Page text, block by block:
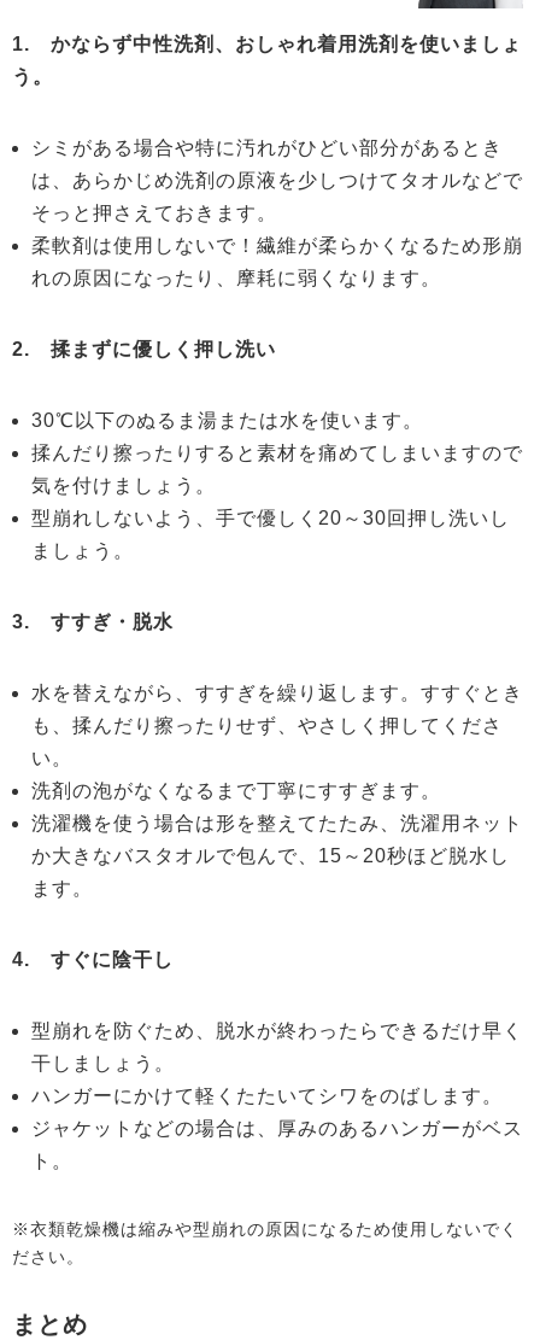
1. かならず中性洗剤、おしゃれ着用洗剤を使いましょ
う。
シミがある場合や特に汚れがひどい部分があるとき
は、あらかじめ洗剤の原液を少しつけてタオルなどで
そっと押さえておきます。
柔軟剤は使用しないで！繊維が柔らかくなるため形崩
れの原因になったり、摩耗に弱くなります。
2. 揉まずに優しく押し洗い
30℃以下のぬるま湯または水を使います。
揉んだり擦ったりすると素材を痛めてしまいますので
気を付けましょう。
型崩れしないよう、手で優しく20～30回押し洗いし
ましょう。
3. すすぎ・脱水
水を替えながら、すすぎを繰り返します。すすぐとき
も、揉んだり擦ったりせず、やさしく押してくださ
い。
洗剤の泡がなくなるまで丁寧にすすぎます。
洗濯機を使う場合は形を整えてたたみ、洗濯用ネット
か大きなバスタオルで包んで、15～20秒ほど脱水し
ます。
4. すぐに陰干し
型崩れを防ぐため、脱水が終わったらできるだけ早く
干しましょう。
ハンガーにかけて軽くたたいてシワをのばします。
ジャケットなどの場合は、厚みのあるハンガーがベス
ト。
※衣類乾燥機は縮みや型崩れの原因になるため使用しないでく
ださい。
まとめ